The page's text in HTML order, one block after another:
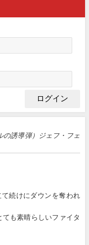
の誘導弾）ジェフ・フェ
続けにダウンを奪われ
も素晴らしいファイタ